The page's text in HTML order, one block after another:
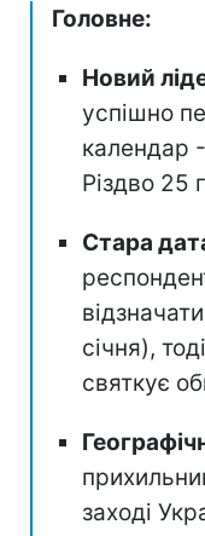
Головне:
Новий
успішно
календар
Різдво 25
Стара
січня),
святкує
заході